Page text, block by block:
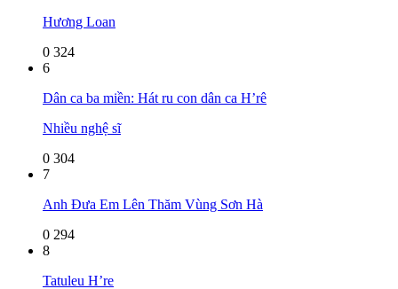
Hương Loan
0 324
6
Dân ca ba miền: Hát ru con dân ca H’rê
Nhiều nghệ sĩ
0 304
7
Anh Đưa Em Lên Thăm Vùng Sơn Hà
0 294
8
Tatuleu H’re